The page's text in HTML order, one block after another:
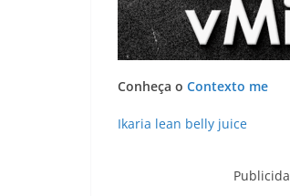
Conheça o Contexto me
Ikaria lean belly juice